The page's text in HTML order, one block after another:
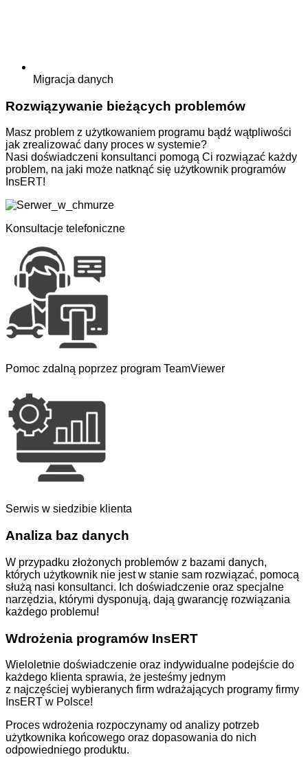
Migracja danych
Rozwiązywanie bieżących problemów
Masz problem z użytkowaniem programu bądź wątpliwości
jak zrealizować dany proces w systemie?
Nasi doświadczeni konsultanci pomogą Ci rozwiązać każdy
problem, na jaki może natknąć się użytkownik programów
InsERT!
Konsultacje telefoniczne
Pomoc zdalną poprzez program TeamViewer
Serwis w siedzibie klienta
Analiza baz danych
W przypadku złożonych problemów z bazami danych,
których użytkownik nie jest w stanie sam rozwiązać, pomocą
służą nasi konsultanci. Ich doświadczenie oraz specjalne
narzędzia, którymi dysponują, dają gwarancję rozwiązania
każdego problemu!
Wdrożenia programów InsERT
Wieloletnie doświadczenie oraz indywidualne podejście do
każdego klienta sprawia, że jesteśmy jednym
z najczęściej wybieranych firm wdrażających programy firmy
InsERT w Polsce!
Proces wdrożenia rozpoczynamy od analizy potrzeb
użytkownika końcowego oraz dopasowania do nich
odpowiedniego produktu.